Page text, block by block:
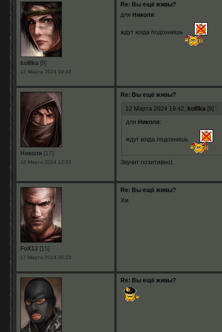
koIIIka[9]
12 Марта 2024 19:42
Re: Вы ещё живы?
для Николя:
ждут когда подохнишь
Николя [17]
16 Марта 2024 12:53
Re: Вы ещё живы?
12 Марта 2024 19:42, koIIIka[9] :
для Николя:
ждут когда подохнишь
Звучит позитивно)..
FoX12 [15]
17 Марта 2024 00:15
Re: Вы ещё живы?
Хм
Re: Вы ещё живы?